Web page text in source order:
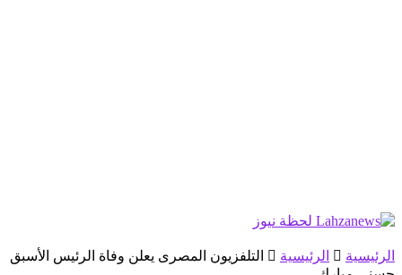
الرئيسية الرئيسية
التلفزيون المصرى يعلن وفاة الرئيس الأسبق